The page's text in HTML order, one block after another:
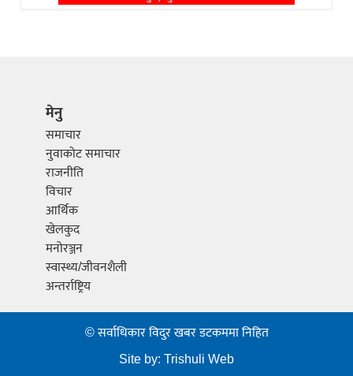
मेनु
समाचार
नुवाकोट समाचार
राजनीति
विचार
आर्थिक
खेलकुद
मनोरञ्जन
स्वास्थ्य/जीवनशैली
अन्तर्राष्ट्रिय
© सर्वाधिकार विदुर खबर डटकममा निहित
Site by:Trishuli Web